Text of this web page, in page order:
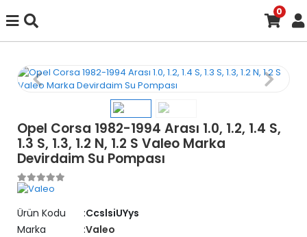
0
Opel Corsa 1982-1994 Arası 1.0, 1.2, 1.4 S,
1.3 S, 1.3, 1.2 N, 1.2 S Valeo Marka
Devirdaim Su Pompası
Ürün Kodu
CcslsiUYys
Marka
Valeo